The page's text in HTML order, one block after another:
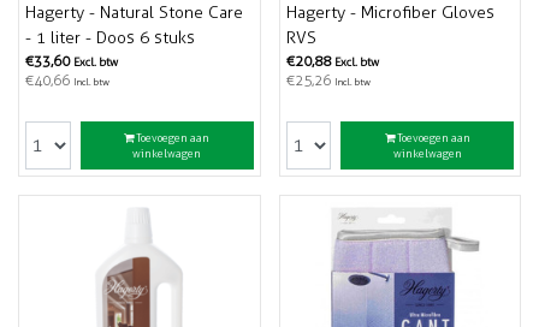
Hagerty - Natural Stone Care
- 1 liter - Doos 6 stuks
€33,60 Excl. btw
€40,66 Incl. btw
Toevoegen aan
winkelwagen
Hagerty - Microfiber Gloves
RVS
€20,88 Excl. btw
€25,26 Incl. btw
Toevoegen aan
winkelwagen